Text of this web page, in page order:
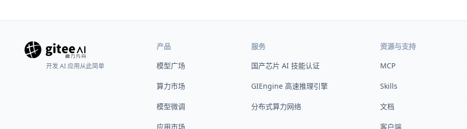
开发 AI 应用从此简单
产品
模型广场
算力市场
模型微调
应用市场
服务
国产芯片 AI 技能认证
GIEngine 高速推理引擎
分布式算力网络
资源与支持
MCP
Skills
文档
客户端